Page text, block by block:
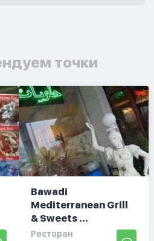
точки
Bawadi
Mediterranean Grill
& Sweets ...
Ресторан